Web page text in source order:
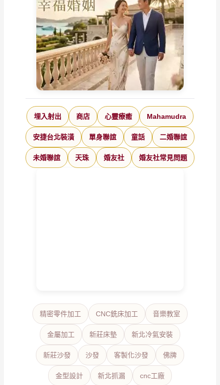
埋入射出 商店 心靈療癒 Mahamudra
安捷台北裝潢 單身聯誼 童話 二婚聯誼
未婚聯誼 天珠 婚友社 婚友社常見問題
精密零件加工 CNC銑床加工 音樂教室
金屬加工 新莊床墊 新北冷氣安裝
新莊沙發 沙發 客製化沙發 佛牌
金型設計 新北抓漏 cnc工廠